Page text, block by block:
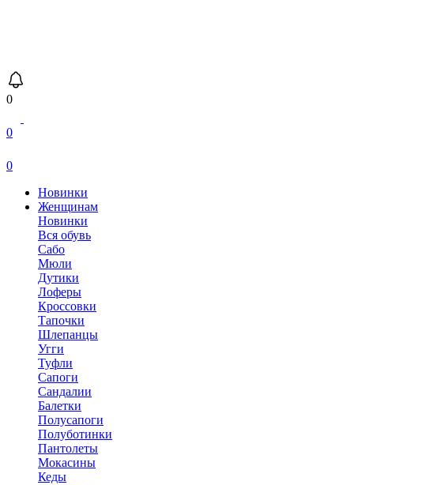
0
0
0
Новинки
Женщинам
Новинки
Вся обувь
Сабо
Мюли
Дутики
Лоферы
Кроссовки
Тапочки
Шлепанцы
Угги
Туфли
Сапоги
Сандалии
Балетки
Полусапоги
Полуботинки
Пантолеты
Мокасины
Кеды